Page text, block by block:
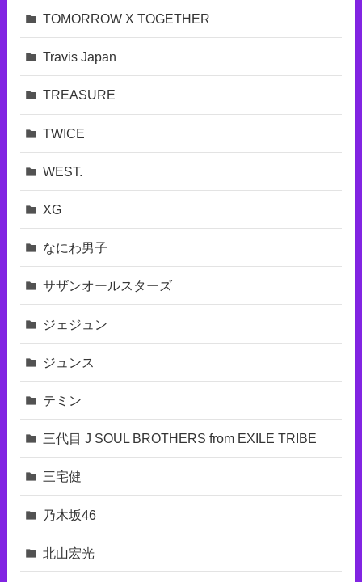
TOMORROW X TOGETHER
Travis Japan
TREASURE
TWICE
WEST.
XG
なにわ男子
サザンオールスターズ
ジェジュン
ジュンス
テミン
三代目 J SOUL BROTHERS from EXILE TRIBE
三宅健
乃木坂46
北山宏光